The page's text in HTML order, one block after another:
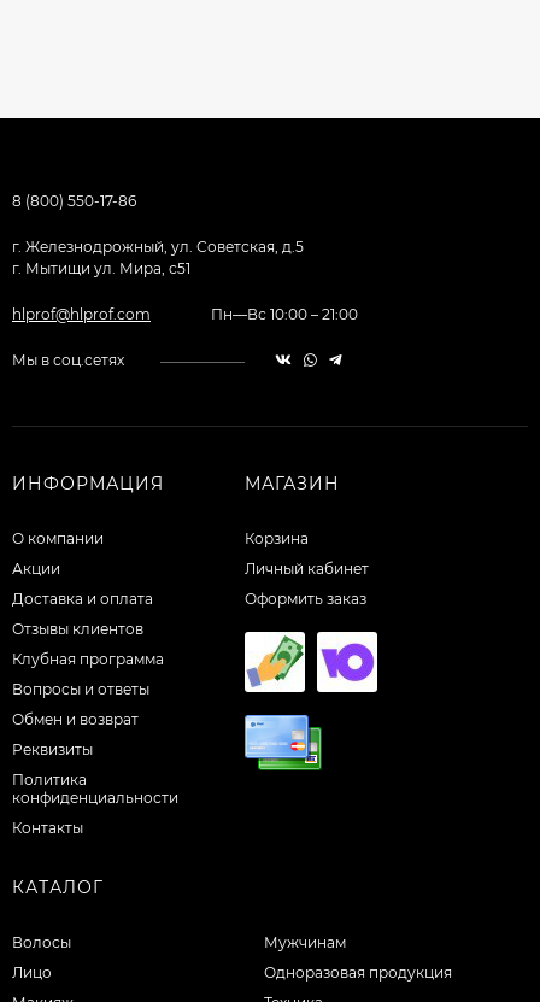
8 (800) 550-17-86
г. Железнодрожный, ул. Советская, д.5
г. Мытищи ул. Мира, с51
hlprof@hlprof.com Пн—Вс 10:00 – 21:00
Мы в соц.сетях
ИНФОРМАЦИЯ
О компании
Акции
Доставка и оплата
Отзывы клиентов
Клубная программа
Вопросы и ответы
Обмен и возврат
Реквизиты
Политика
конфиденциальности
Контакты
МАГАЗИН
Корзина
Личный кабинет
Оформить заказ
КАТАЛОГ
Волосы
Лицо
Мужчинам
Одноразовая продукция